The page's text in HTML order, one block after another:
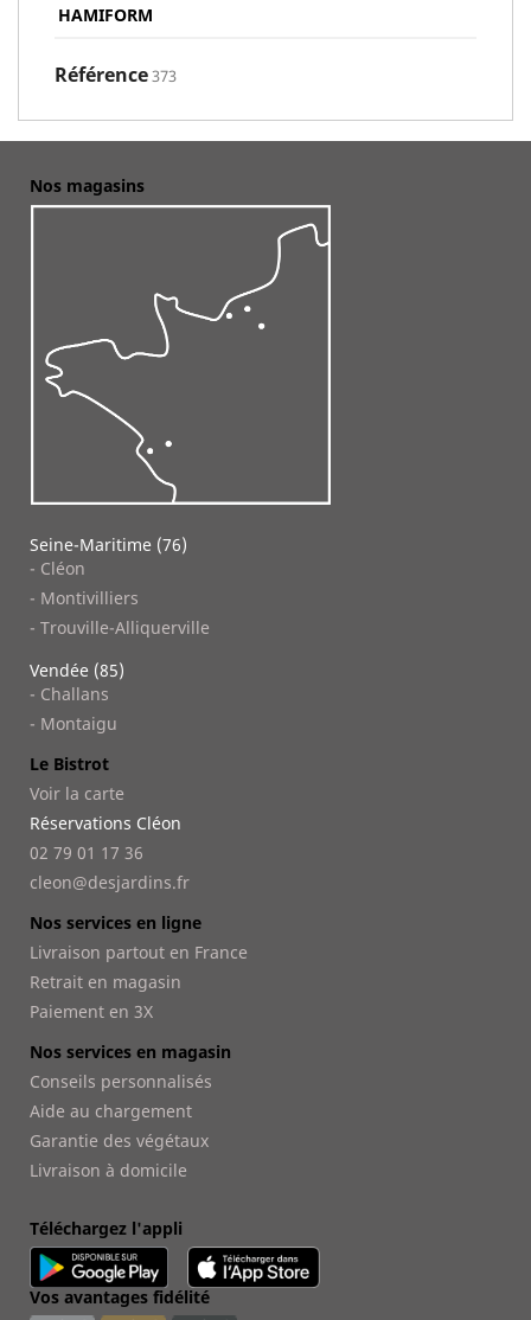
HAMIFORM
Référence373
Nos magasins
Seine-Maritime (76)
- Cléon
- Montivilliers
- Trouville-Alliquerville
Vendée (85)
- Challans
- Montaigu
Le Bistrot
Voir la carte
Réservations Cléon
02 79 01 17 36
cleon@desjardins.fr
Nos services en ligne
Livraison partout en France
Retrait en magasin
Paiement en 3X
Nos services en magasin
Conseils personnalisés
Aide au chargement
Garantie des végétaux
Livraison à domicile
Téléchargez l'appli
Vos avantages fidélité